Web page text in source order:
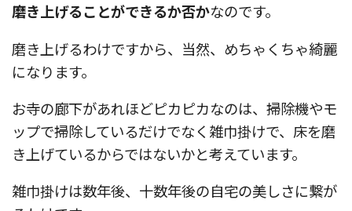
磨き上げることができるか否かなのです。
磨き上げるわけですから、当然、めちゃくちゃ綺麗
になります。
お寺の廊下があれほどピカピカなのは、掃除機やモ
ップで掃除しているだけでなく雑巾掛けで、床を磨
き上げているからではないかと考えています。
雑巾掛けは数年後、十数年後の自宅の美しさに繋が